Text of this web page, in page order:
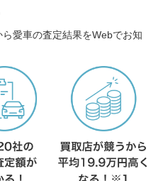
ら愛車の査定結果をWebでお知